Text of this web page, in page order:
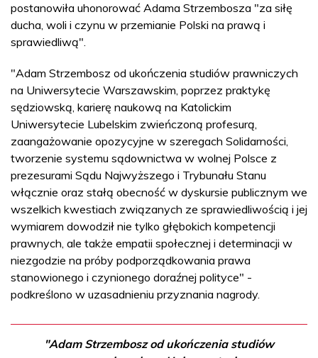
postanowiła uhonorować Adama Strzembosza "za siłę
ducha, woli i czynu w przemianie Polski na prawą i
sprawiedliwą".
"Adam Strzembosz od ukończenia studiów prawniczych
na Uniwersytecie Warszawskim, poprzez praktykę
sędziowską, karierę naukową na Katolickim
Uniwersytecie Lubelskim zwieńczoną profesurą,
zaangażowanie opozycyjne w szeregach Solidarności,
tworzenie systemu sądownictwa w wolnej Polsce z
prezesurami Sądu Najwyższego i Trybunału Stanu
włącznie oraz stałą obecność w dyskursie publicznym we
wszelkich kwestiach związanych ze sprawiedliwością i jej
wymiarem dowodził nie tylko głębokich kompetencji
prawnych, ale także empatii społecznej i determinacji w
niezgodzie na próby podporządkowania prawa
stanowionego i czynionego doraźnej polityce" -
podkreślono w uzasadnieniu przyznania nagrody.
"Adam Strzembosz od ukończenia studiów